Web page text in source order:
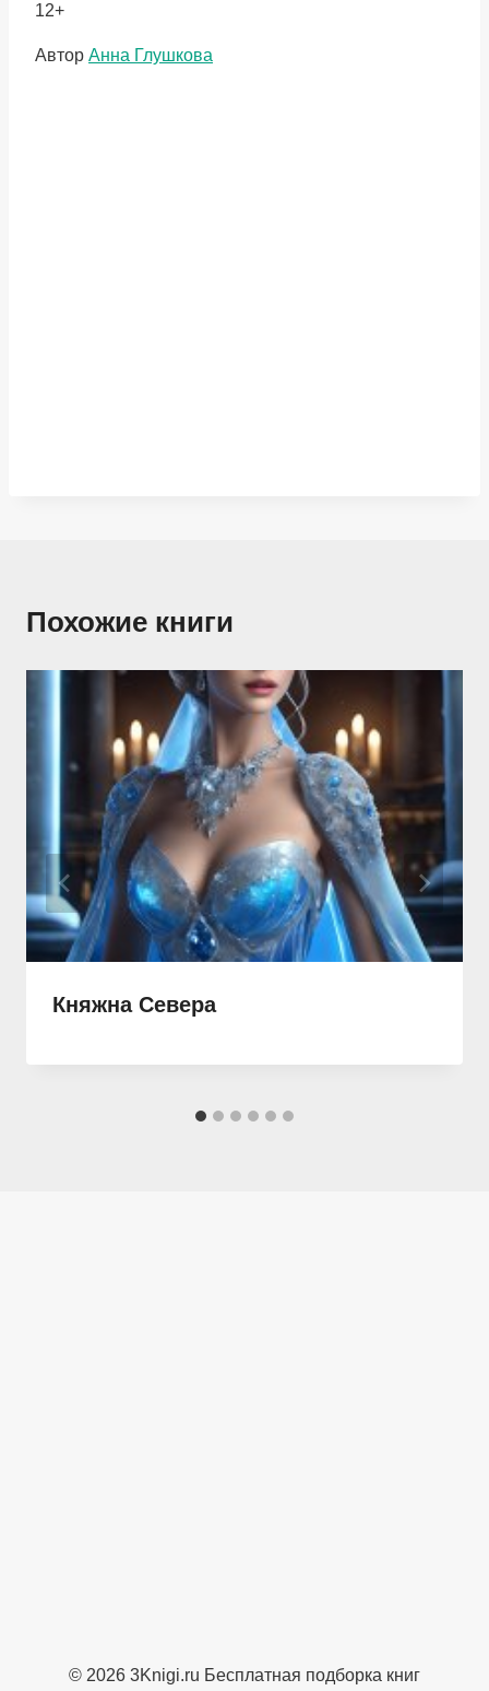
12+
Метки
Автор Анна Глушкова
Похожие книги
Княжна Севера
© 2026 3Knigi.ru Бесплатная подборка книг